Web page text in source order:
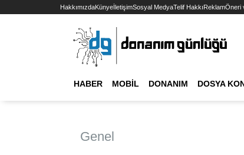
HakkımızdaKünyeİletişimSosyal MedyaTelif HakkıReklamÖneri
HABER MOBIL DONANIM DOSYA
Genel